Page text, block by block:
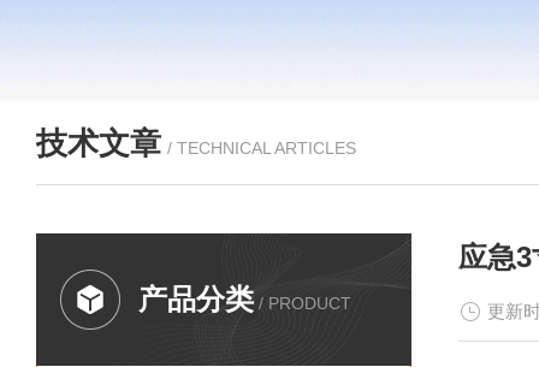
技术文章 / TECHNICAL ARTICLES
产品分类 / PRODUCT
应急
更新